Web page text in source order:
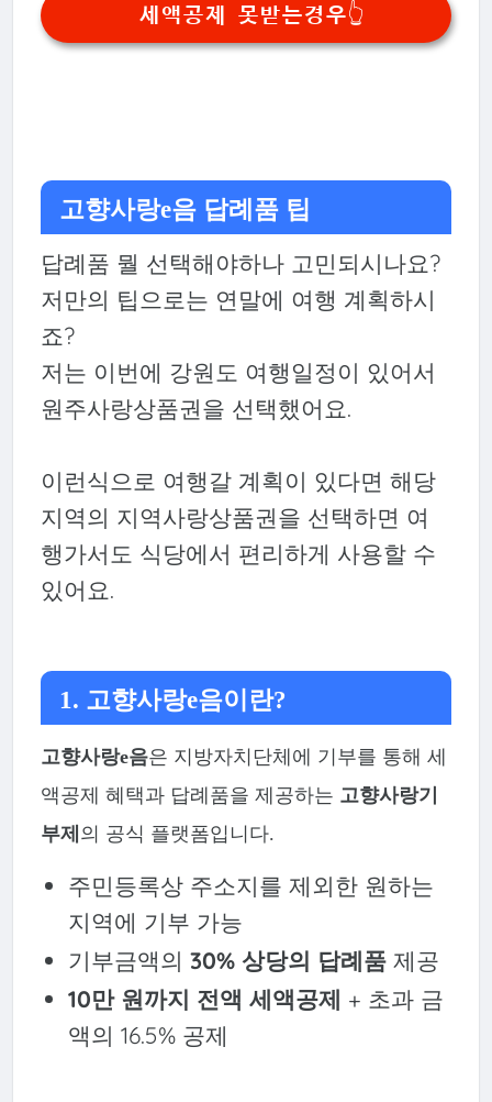
세액공제 못받는경우👆
고향사랑e음 답례품 팁
답례품 뭘 선택해야하나 고민되시나요?
저만의 팁으로는 연말에 여행 계획하시
죠?
저는 이번에 강원도 여행일정이 있어서
원주사랑상품권을 선택했어요.
이런식으로 여행갈 계획이 있다면 해당
지역의 지역사랑상품권을 선택하면 여
행가서도 식당에서 편리하게 사용할 수
있어요.
1. 고향사랑e음이란?
고향사랑e음은 지방자치단체에 기부를 통해 세
액공제 혜택과 답례품을 제공하는 고향사랑기
부제 의 공식 플랫폼입니다.
주민등록상 주소지를 제외한 원하는
지역에 기부 가능
기부금액의 30% 상당의 답례품제공
10만 원까지 전액 세액공제 + 초과 금
액의 16.5% 공제